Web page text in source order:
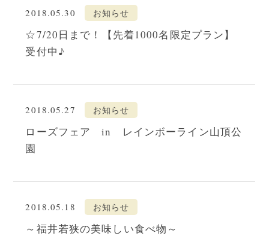
2018.05.30 お知らせ
☆7/20日まで！【先着1000名限定プラン】
受付中♪
2018.05.27 お知らせ
ローズフェア in レインボーライン山頂公
園
2018.05.18 お知らせ
～福井若狭の美味しい食べ物～